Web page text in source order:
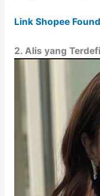
Link Shopee
2. Alis yang